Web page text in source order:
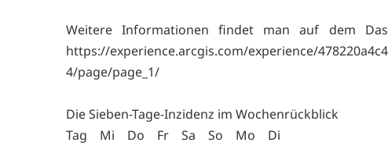
Weitere Informationen findet man auf dem
https://experience.arcgis.com/experience/
4/page/page_1/
Die Sieben-Tage-Inzidenz im Wochenrückblick
Tag Mi Do Fr Sa So Mo Di